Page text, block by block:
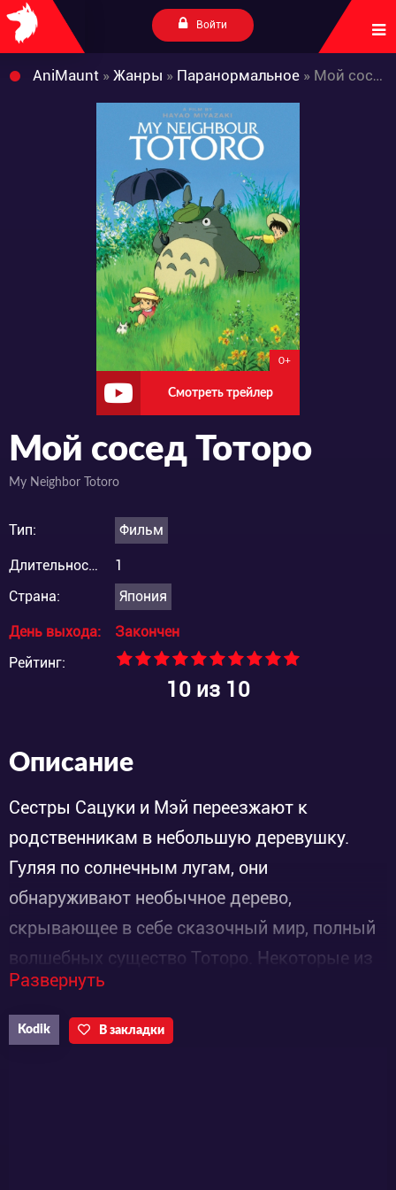
Войти
AniMaunt » Жанры » Паранормальное » Мой сосед Тоторо
0+
Смотреть трейлер
Мой сосед Тоторо
My Neighbor Totoro
Тип: Фильм
Длительность:
1
Страна:
Япония
День выхода:
Закончен
Рейтинг:
10из 10
Описание
Сестры Сацуки и Мэй переезжают к
родственникам в небольшую деревушку.
Гуляя по солнечным лугам, они
обнаруживают необычное дерево,
скрывающее в себе сказочный мир, полный
волшебных существо Тоторо. Некоторые из
них такие маленькие, что уместятся в
ладошках, а другие такие большие, что
трудно представить. Но у всех Тоторо есть
Развернуть
Kodik В закладки